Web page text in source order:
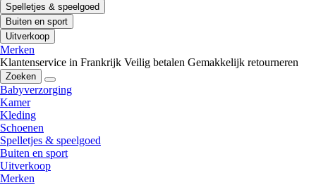
Spelletjes & speelgoed
Buiten en sport
Uitverkoop
Merken
Klantenservice in Frankrijk Veilig betalen Gemakkelijk retourneren
Zoeken
Babyverzorging
Kamer
Kleding
Schoenen
Spelletjes & speelgoed
Buiten en sport
Uitverkoop
Merken